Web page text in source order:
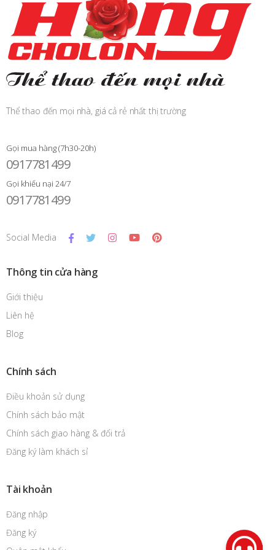
Thể thao đến mọi nhà, giá cả rẻ nhất thị trường
Gọi mua hàng (7h30-20h)
0917781499
Gọi khiếu nại 24/7
0917781499
Social Media
Thông tin cửa hàng
Giới thiệu
Liên hệ
Blog
Chính sách
Điều khoản sử dụng
Chính sách bảo mật
Chính sách giao hàng & đổi trả
Đăng ký làm khách sỉ
Tài khoản
Đăng nhập
Đăng ký